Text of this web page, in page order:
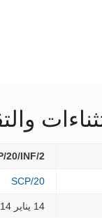
20/INF/2
SCP/20
14 يناير 2014